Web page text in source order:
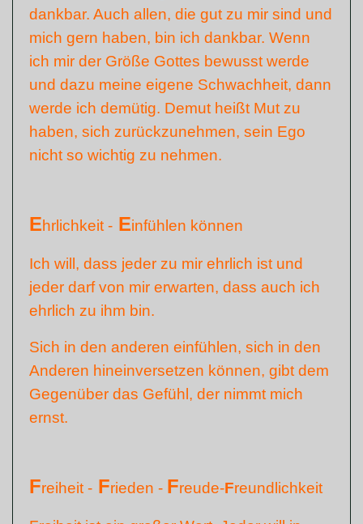
dankbar. Auch allen, die gut zu mir sind und
mich gern haben, bin ich dankbar. Wenn
ich mir der Größe Gottes bewusst werde
und dazu meine eigene Schwachheit, dann
werde ich demütig. Demut heißt Mut zu
haben, sich zurückzunehmen, sein Ego
nicht so wichtig zu nehmen.
Ehrlichkeit - Einfühlen können
Ich will, dass jeder zu mir ehrlich ist und
jeder darf von mir erwarten, dass auch ich
ehrlich zu ihm bin.
Sich in den anderen einfühlen, sich in den
Anderen hineinversetzen können, gibt dem
Gegenüber das Gefühl, der nimmt mich
ernst.
Freiheit - Frieden - Freude-Freundlichkeit